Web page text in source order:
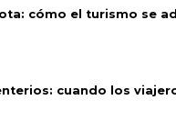
cómo el turismo se
cuando los